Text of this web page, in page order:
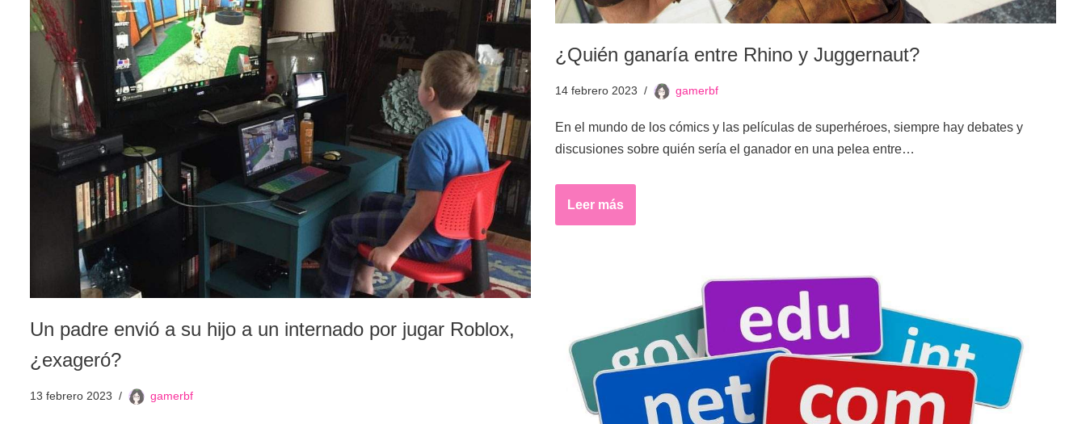
¿Quién ganaría entre Rhino y Juggernaut?
14 febrero 2023 gamerbf
En el mundo de los cómics y las películas de superhéroes, siempre hay debates y
discusiones sobre quién sería el ganador en una pelea entre…
Leer más
Un padre envió a su hijo a un internado por jugar Roblox,
¿exageró?
13 febrero 2023 gamerbf